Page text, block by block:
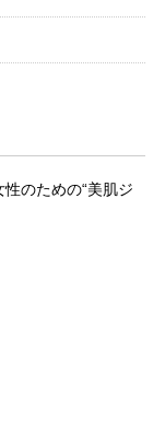
のための“美肌ジ